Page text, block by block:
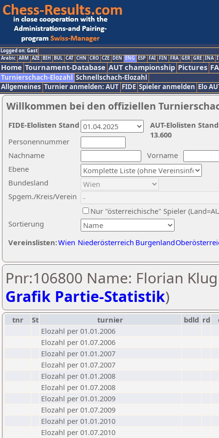
Logged on: Gast
Arabic ARM AZE BIH BUL CAT CHN CRO CZE DEN ENG ESP FAI FIN FRA GER GRE INA
Home Tournament-Database AUT championship Pictures
Turnierschach-Elozahl Schnellschach-Elozahl
Allgemeines Turnier anmelden: AUT FIDE Spieler anmelden Elo
Willkommen bei den offiziellen
Nachname
Vorname
Ebene
Sortierung
Personennummer
Bundesland
Spgem./Kreis/Verein
Nur "österreichische" Spieler
Vereinslisten:Wien Niederösterreich Burgenland
AUT-Elolisten
13.600
FIDE-Elolisten Stand
Pnr:106800 Name: Florian
Grafik Partie-Statistik)
tnr St turnier bdld rd
Elozahl per 01.01.2006
Elozahl per 01.07.2006
Elozahl per 01.01.2007
Elozahl per 01.07.2007
Elozahl per 01.01.2008
Elozahl per 01.07.2008
Elozahl per 01.01.2009
Elozahl per 01.07.2009
Elozahl per 01.01.2010
Elozahl per 01.07.2010